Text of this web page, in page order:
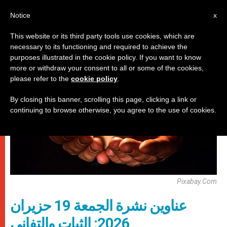
روما
Pixabay.com
عناوين نشرة الجمعة 19 حزيران
2026: الثبات والتفاني
x
Notice
This website or its third party tools use cookies, which are
necessary to its functioning and required to achieve the
purposes illustrated in the cookie policy. If you want to know
more or withdraw your consent to all or some of the cookies,
please refer to the cookie policy
By closing this banner, scrolling this page, clicking a link or
continuing to browse otherwise, you agree to the use of cookies.